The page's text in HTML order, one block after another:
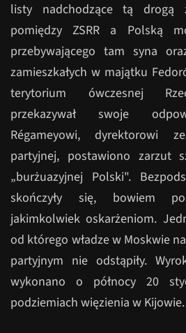
listy nadchodzące tą drogą
pomiędzy ZSRR a Polską
przebywającego tam syna
zamieszkałych w majątku
terytorium ówczesnej
przekazywał swoje
Régameyowi, dyrektorowi
partyjnej, postawiono zarzut
„burżuazyjnej Polski".
skończyły się, bowiem
jakimkolwiek oskarżeniom.
od którego władze w Moskwie
partyjnym nie odstąpiły.
wykonano o północy 20
podziemiach więzienia w Kijowie.